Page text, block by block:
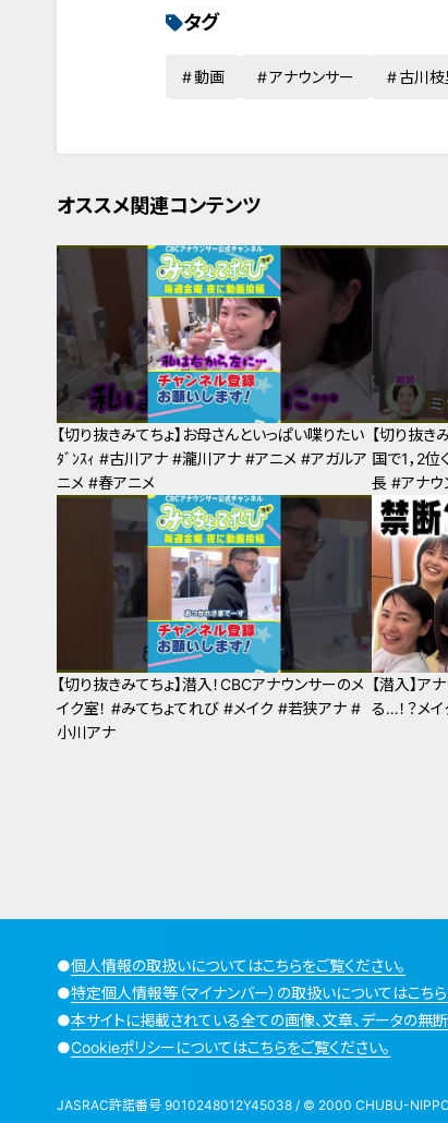
タグ
動画 アナウンサー 古川
オススメ関連コンテンツ
【切り抜きみてちょ】お母さんといっぱい喋りたい
ﾀﾞﾝｽｨ #古川アナ #瀧川アナ #アニメ #アガルア
ニメ #春アニメ
【切り抜き
国で1，2
長 #アナウ
【切り抜きみてちょ】潜入！CBCアナウンサーのメ
イク室！ #みてちょてれび #メイク #若狭アナ #
小川アナ
【潜入】ア
る…！？メ
●個人情報の取扱いについてはこちらをご覧ください。
●特定個人情報等（マイナンバー）の取扱いについてはこちら
●本サイトに掲載されている全ての画像、文章、データの無断
●Cookieポリシーについてはこちらをご覧ください。
JASRAC許諾番号 9010248012Y45038 / © 2000 CHUBU-